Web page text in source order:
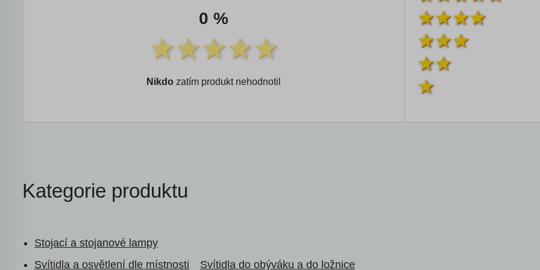
0 %
Nikdo zatím produkt nehodnotil
Kategorie produktu
Stojací a stojanové lampy
Svítidla a osvětlení dle místnosti
Svítidla do obýváku a do ložnice